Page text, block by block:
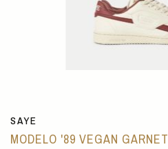
SAYE
MODELO '89 VEGAN GARNET